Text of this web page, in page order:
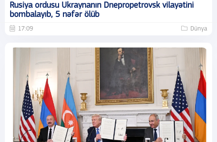
Rusiya ordusu Ukraynanın Dnepropetrovsk vilayətini
bombalayıb, 5 nəfər ölüb
17:09 Dünya